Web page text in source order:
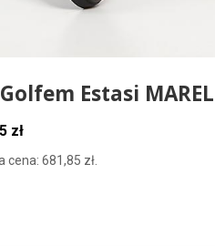
Estasi
złAktualna
cena
cena: 681,85 zł.